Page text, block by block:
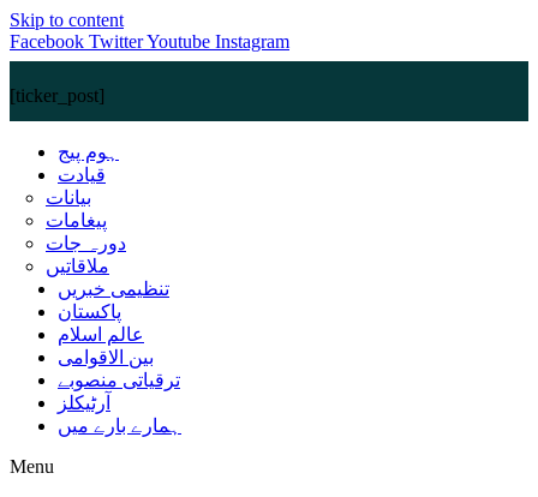
Skip to content
Facebook TwitterYoutube Instagram
[ticker_post]
ہوم پیج
قیادت
بیانات
پیغامات
دورہ جات
ملاقاتیں
تنظیمی خبریں
پاکستان
عالم اسلام
بین الاقوامی
ترقیاتی منصوبے
آرٹیکلز
ہمارے بارے میں
Menu